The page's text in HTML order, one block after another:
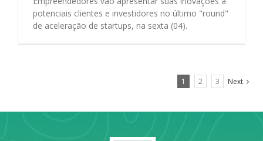
potenciais clientes e investidores no último "round"
de aceleração de startups, na sexta (04).
1 2 3 Next